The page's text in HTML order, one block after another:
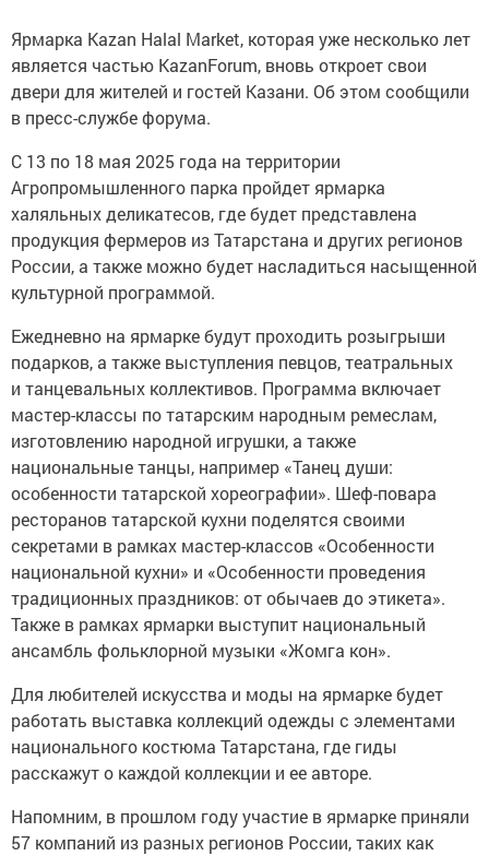
Ярмарка Kazan Halal Market, которая уже несколько лет
является частью KazanForum, вновь откроет свои
двери для жителей и гостей Казани. Об этом сообщили
в пресс-службе форума.
С 13 по 18 мая 2025 года на территории
Агропромышленного парка пройдет ярмарка
халяльных деликатесов, где будет представлена
продукция фермеров из Татарстана и других регионов
России, а также можно будет насладиться насыщенной
культурной программой.
Ежедневно на ярмарке будут проходить розыгрыши
подарков, а также выступления певцов, театральных
и танцевальных коллективов. Программа включает
мастер-классы по татарским народным ремеслам,
изготовлению народной игрушки, а также
национальные танцы, например «Танец души:
особенности татарской хореографии». Шеф-повара
ресторанов татарской кухни поделятся своими
секретами в рамках мастер-классов «Особенности
национальной кухни» и «Особенности проведения
традиционных праздников: от обычаев до этикета».
Также в рамках ярмарки выступит национальный
ансамбль фольклорной музыки «Жомга кон».
Для любителей искусства и моды на ярмарке будет
работать выставка коллекций одежды с элементами
национального костюма Татарстана, где гиды
расскажут о каждой коллекции и ее авторе.
Напомним, в прошлом году участие в ярмарке приняли
57 компаний из разных регионов России, таких как